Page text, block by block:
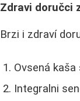
Zdravi doručci
Brzi i zdraví
Ovsená
Integralni